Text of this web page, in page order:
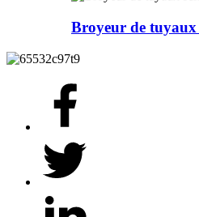
Broyeur de tuyaux